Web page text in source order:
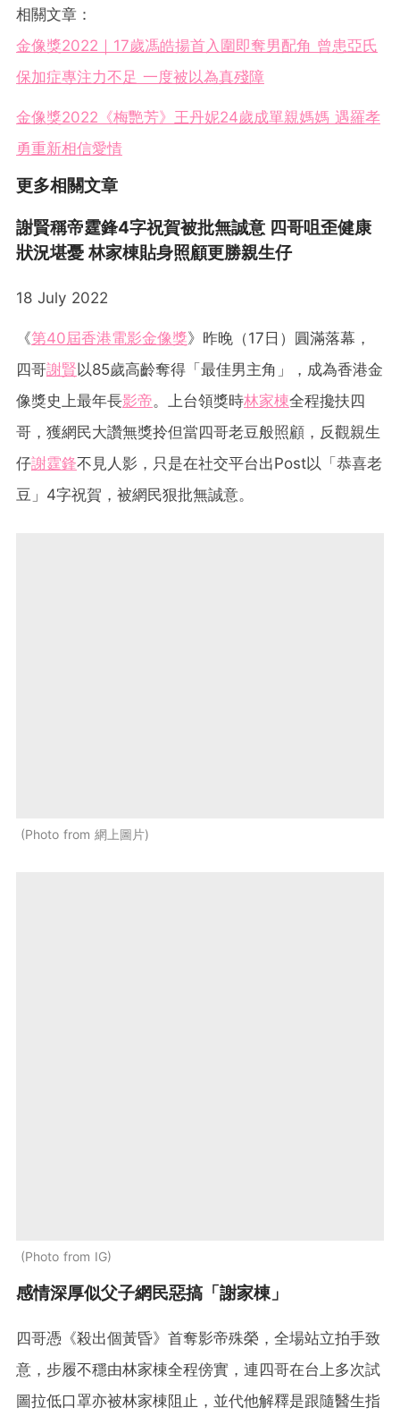
相關文章：
金像獎2022｜17歲馮皓揚首入圍即奪男配角 曾患亞氏
保加症專注力不足 一度被以為真殘障
金像獎2022《梅艷芳》王丹妮24歲成單親媽媽 遇羅孝
勇重新相信愛情
更多相關文章
謝賢稱帝霆鋒4字祝賀被批無誠意 四哥咀歪健康
狀況堪憂 林家棟貼身照顧更勝親生仔
18 July 2022
《第40屆香港電影金像獎》昨晚（17日）圓滿落幕，
四哥謝賢以85歲高齡奪得「最佳男主角」，成為香港金
像獎史上最年長影帝。上台領獎時林家棟全程攙扶四
哥，獲網民大讚無獎拎但當四哥老豆般照顧，反觀親生
仔謝霆鋒不見人影，只是在社交平台出Post以「恭喜老
豆」4字祝賀，被網民狠批無誠意。
Photo from 網上圖片
Photo from IG
感情深厚似父子網民惡搞「謝家棟」
四哥憑《殺出個黃昏》首奪影帝殊榮，全場站立拍手致
意，步履不穩由林家棟全程傍實，連四哥在台上多次試
圖拉低口罩亦被林家棟阻止，並代他解釋是跟隨醫生指